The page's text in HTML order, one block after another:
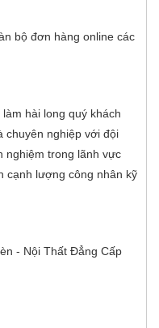
bộ đơn hàng online các
hài long quý khách
chuyên nghiệp với đội
nghiệm trong lãnh vực
cạnh lượng công nhân kỹ
- Nội Thất Đẳng Cấp